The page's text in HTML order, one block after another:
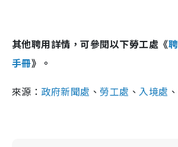
其他聘用詳情，可參閱以下勞工處《
手冊》。
來源： 政府新聞處 、勞工處 、 入境處